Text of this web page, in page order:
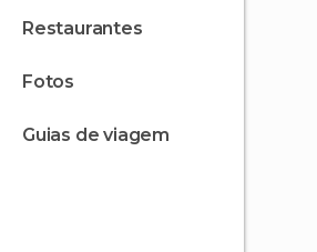
restaurantes
fotos
guias de viagem